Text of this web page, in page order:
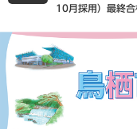
10月採用）最終